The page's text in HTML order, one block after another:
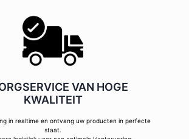
VAN HOGE
KWALITEIT
in realtime en ontvang uw producten in perfecte
staat.